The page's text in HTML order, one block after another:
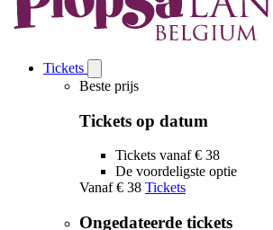
Tickets
Tickets
submenu
Beste prijs
Tickets op datum
Tickets vanaf € 38
De voordeligste optie
Vanaf € 38 Tickets
Ongedateerde tickets